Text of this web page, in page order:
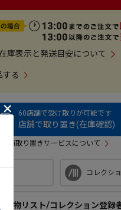
庫表示と発送目安について
する
60店舗で受け取りが可能です
店舗で取り置き(在庫確認)
店舗取り置きサービスについて
コレクシ
い物リスト/コレクション登録